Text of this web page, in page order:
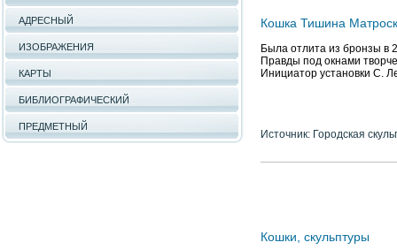
АДРЕСНЫЙ
ИЗОБРАЖЕНИЯ
КАРТЫ
БИБЛИОГРАФИЧЕСКИЙ
ПРЕДМЕТНЫЙ
Кошка Тишина
Была отлита из бронзы в
Правды под окнами
Инициатор установки С.
Источник: Городская
Кошки, скульптуры